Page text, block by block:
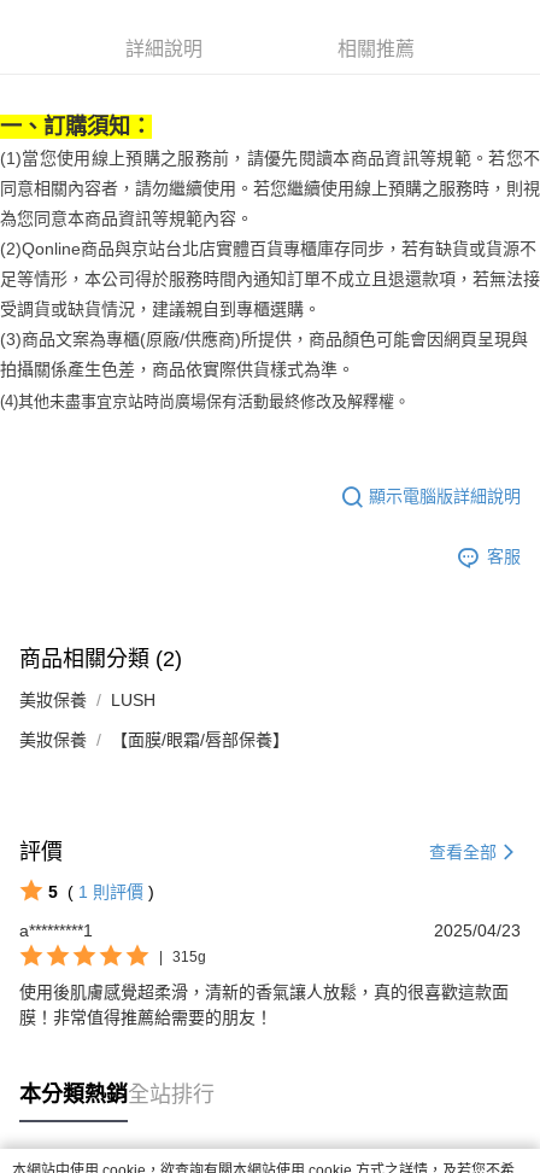
法說明評估內容。
2.透過簡訊連結打開帳單後，可選擇「超商條碼／台灣大直營門市／銀行轉
帳／街口支付／iPASS MONEY」等通路繳費。
【注意事項】
1.本服務係由「台灣大哥大股份有限公司」（以下簡稱本公司）所提供，讓
用戶於交易時，得透過本服務購買商品或服務，並由商店將買賣／分期付款
買賣價金債權讓與本公司後，依約使用本公司帳單繳交帳款。
2.基於同意付款使用「大哥付你分期」之契約關係目的，商店將以您的個人
資料（包含姓名、電話或地址）提供予台灣大哥大進項蒐集、處理及利用，
3.完整用戶服務條款，請詳閱以下連結：https://oppay.tw/userRule
３．安心：先確認商品／服務後，再付款。
１．於結帳方式選擇「AFTEE先享後付」後，將跳轉至「AFTEE先享後付」
結帳頁面，進行簡訊認證並確認金額後，即可完成結帳。
２．訂單成立數日內，您將收到繳費通知簡訊。
３．收到繳費通知簡訊後14天內，點擊此簡訊中的連結，可透過四大超商／
※ 請注意：結帳手續完成當下不需立刻繳費，但若您需要取消訂單，請聯絡
購買商品的店家。未經商家同意取消之訂單仍視為有效，需透過AFTEE先享
後付繳納相關費用。
※ 交易是否成功請以「AFTEE先享後付 」之結帳頁面顯示為準，若有關於
是否繳費成功／繳費後需取消欲退款等相關疑問，請聯繫「AFTEE先享後付
客戶支援中心」https://netprotections.freshdesk.com/support/home
【注意事項】
１．透過由恩沛科技股份有限公司提供之「AFTEE先享後付」服務完成之交
３．未成年的使用者請事先徵得法定代理人或監護人之同意方可使用
４．使用「AFTEE先享後付」時，將依據個別帳號之用戶狀況，依本公司即
恩沛科技股份有限公司將有權停止該用戶之使用額度並採取法律行動。
付款後全家取貨
付款後7-11取貨
每筆NT$70，滿NT$899(含以上)免運費
宅配
每筆NT$100，滿NT$1,000(含以上)免運費
京站台北店客服中心(1F星巴克旁) 即日起不提供京站紙袋，取件時
請自備購物袋，若需購買紙袋可現場詢問
詳細說明 相關推薦
一、訂購須知：
(1)當您使用線上預購之服務前，請優先閱讀本商品資訊等規範。若您不
同意相關內容者，請勿繼續使用。若您繼續使用線上預購之服務時，則視
為您同意本商品資訊等規範內容。
(2)Qonline商品與京站台北店實體百貨專櫃庫存同步，若有缺貨或貨源不
足等情形，本公司得於服務時間內通知訂單不成立且退還款項，若無法接
受調貨或缺貨情況，建議親自到專櫃選購。
(3)商品文案為專櫃(原廠/供應商)所提供，商品顏色可能會因網頁呈現與
拍攝關係產生色差，商品依實際供貨樣式為準。
(4)其他未盡事宜京站時尚廣場保有活動最終修改及解釋權。
顯示電腦版詳細說明
客服
商品相關分類 (2)
美妝保養 LUSH
美妝保養 【面膜/眼霜/唇部保養】
評價 查看全部
5 ( 1 則評價 )
a*********1
2025/04/23
| 315g
使用後肌膚感覺超柔滑，清新的香氣讓人放鬆，真的很喜歡這款面
膜！非常值得推薦給需要的朋友！
本分類熱銷全站排行